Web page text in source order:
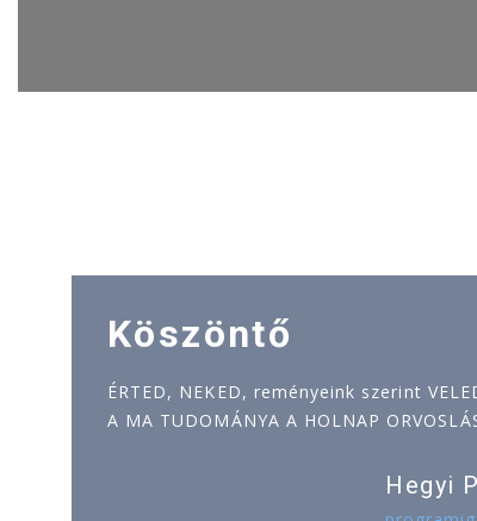
Köszöntő
ÉRTED, NEKED, reményeink szerint
A MA TUDOMÁNYA A HOLNAP
Hegyi